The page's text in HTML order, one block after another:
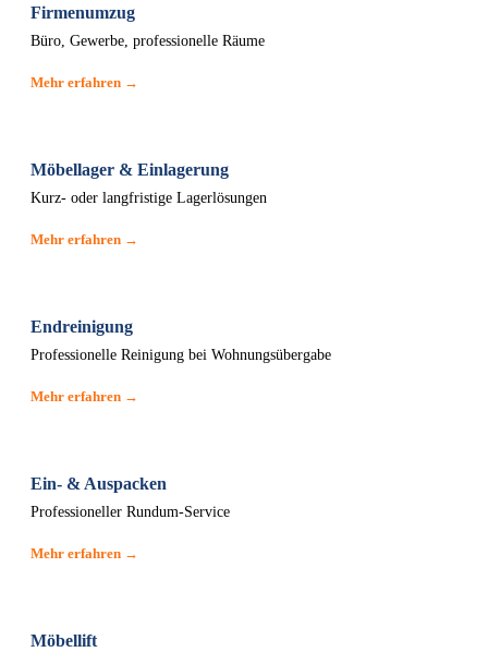
Firmenumzug
Büro, Gewerbe, professionelle Räume
Mehr erfahren →
Möbellager & Einlagerung
Kurz- oder langfristige Lagerlösungen
Mehr erfahren →
Endreinigung
Professionelle Reinigung bei Wohnungsübergabe
Mehr erfahren →
Ein- & Auspacken
Professioneller Rundum-Service
Mehr erfahren →
Möbellift